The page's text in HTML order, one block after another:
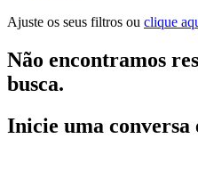
Ajuste os seus filtros ou clique
Não encontramos
busca.
Inicie uma conversa